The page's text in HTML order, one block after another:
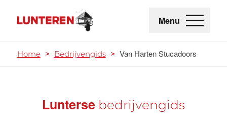
Menu
Home > Bedrijvengids > Van Harten Stucadoors
Lunterse bedrijvengids